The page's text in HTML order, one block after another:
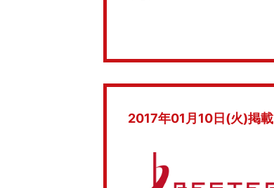
2017年01月10日(火)掲載